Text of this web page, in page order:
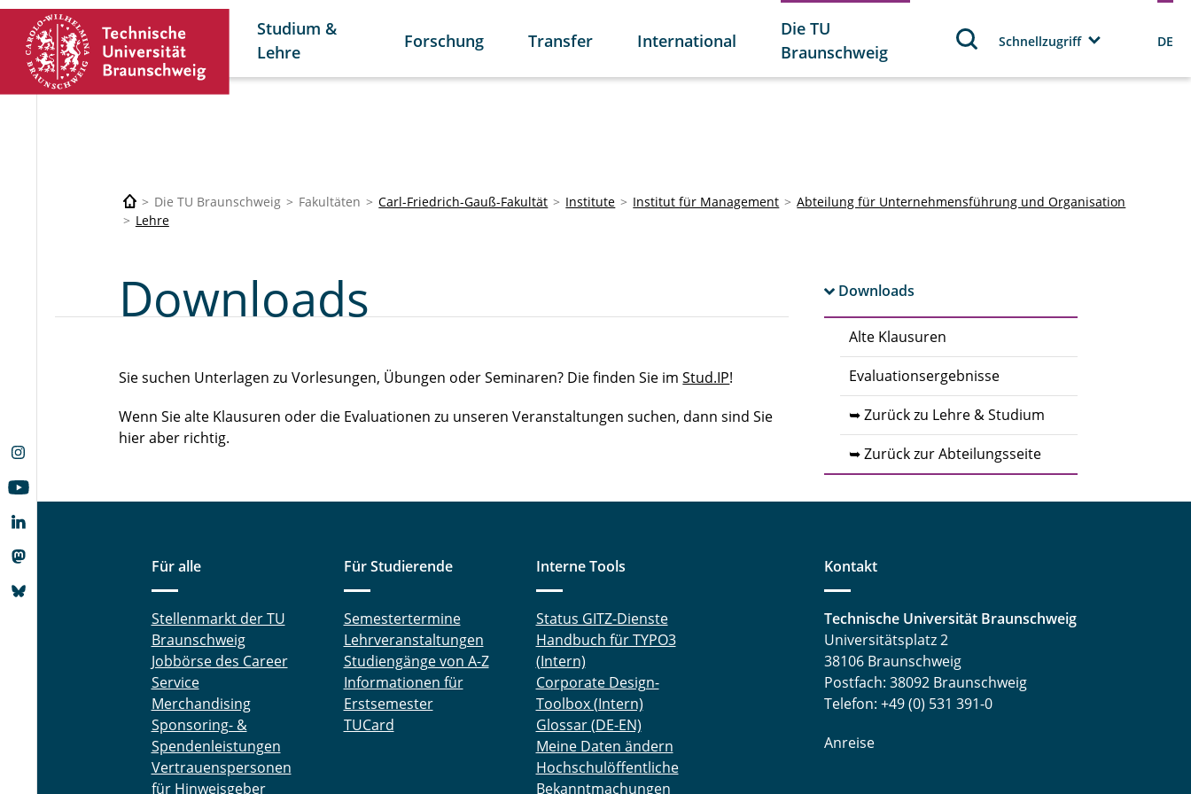
Studium &
Lehre
Forschung Transfer International
Die TU
Braunschweig
Schnellzugriff DE
Die TU Braunschweig Fakultäten Carl-Friedrich-Gauß-Fakultät Institute Institut für Management
Abteilung für Unternehmensführung und Organisation
Lehre
Downloads
Alte Klausuren
Evaluationsergebnisse
➥ Zurück zu Lehre & Studium
➥ Zurück zur Abteilungsseite
Downloads
Sie suchen Unterlagen zu Vorlesungen, Übungen oder Seminaren? Die finden Sie imStud.IP!
Wenn Sie alte Klausuren oder die Evaluationen zu unseren Veranstaltungen suchen, dann sind Sie
hier aber richtig.
Für alle
Stellenmarkt der TU
Braunschweig
Jobbörse des Career
Service
Merchandising
Sponsoring- &
Spendenleistungen
Vertrauenspersonen
für Hinweisgeber
Für Studierende
Semestertermine
Lehrveranstaltungen
Studiengänge von A-Z
Informationen für
Erstsemester
TUCard
Interne Tools
Status GITZ-Dienste
Handbuch für TYPO3
(Intern)
Corporate Design-
Toolbox (Intern)
Glossar (DE-EN)
Meine Daten ändern
Hochschulöffentliche
Bekanntmachungen
Kontakt
Technische Universität Braunschweig
Universitätsplatz 2
38106 Braunschweig
Postfach: 38092 Braunschweig
Telefon: +49 (0) 531 391-0
Anreise